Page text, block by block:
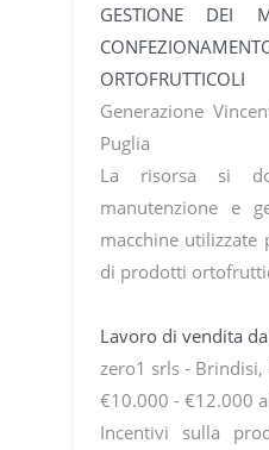
GESTIONE DEI
ORTOFRUTTICOLI
Generazione
Puglia
La risorsa si
manutenzione e
macchine utilizzate
di prodotti
Lavoro di vendita
zero1 srls - Brindisi,
€10.000 - €12.000
Incentivi sulla